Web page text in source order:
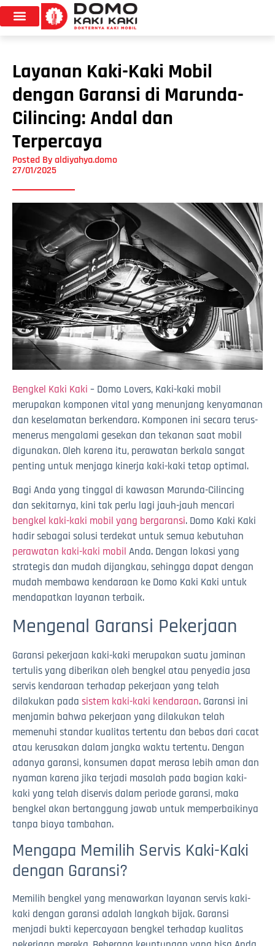
Layanan Kaki-Kaki Mobil
dengan Garansi di Marunda-
Cilincing: Andal dan
Terpercaya
Posted Byaldiyahya.domo
27/01/2025
Bengkel Kaki Kaki – Domo Lovers, Kaki-kaki mobil
merupakan komponen vital yang menunjang kenyamanan
dan keselamatan berkendara. Komponen ini secara terus-
menerus mengalami gesekan dan tekanan saat mobil
digunakan. Oleh karena itu, perawatan berkala sangat
penting untuk menjaga kinerja kaki-kaki tetap optimal.
Bagi Anda yang tinggal di kawasan Marunda-Cilincing
dan sekitarnya, kini tak perlu lagi jauh-jauh mencari
bengkel kaki-kaki mobil yang bergaransi. Domo Kaki Kaki
hadir sebagai solusi terdekat untuk semua kebutuhan
perawatan kaki-kaki mobil Anda. Dengan lokasi yang
strategis dan mudah dijangkau, sehingga dapat dengan
mudah membawa kendaraan ke Domo Kaki Kaki untuk
mendapatkan layanan terbaik.
Mengenal Garansi Pekerjaan
Garansi pekerjaan kaki-kaki merupakan suatu jaminan
tertulis yang diberikan oleh bengkel atau penyedia jasa
servis kendaraan terhadap pekerjaan yang telah
dilakukan pada sistem kaki-kaki kendaraan. Garansi ini
menjamin bahwa pekerjaan yang dilakukan telah
memenuhi standar kualitas tertentu dan bebas dari cacat
atau kerusakan dalam jangka waktu tertentu. Dengan
adanya garansi, konsumen dapat merasa lebih aman dan
nyaman karena jika terjadi masalah pada bagian kaki-
kaki yang telah diservis dalam periode garansi, maka
bengkel akan bertanggung jawab untuk memperbaikinya
tanpa biaya tambahan.
Mengapa Memilih Servis Kaki-Kaki
dengan Garansi?
Memilih bengkel yang menawarkan layanan servis kaki-
kaki dengan garansi adalah langkah bijak. Garansi
menjadi bukti kepercayaan bengkel terhadap kualitas